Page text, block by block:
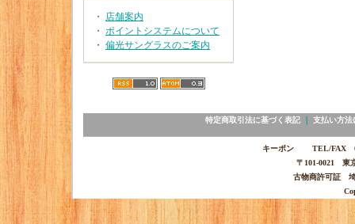
・ 店舗案内
・ ポイントシステムについて
・ 偏光サングラスのご案内
特定商取引法に基づく表記｜ 支払い方法
キーポン TEL/FAX
〒101-0021 東
古物商許可証